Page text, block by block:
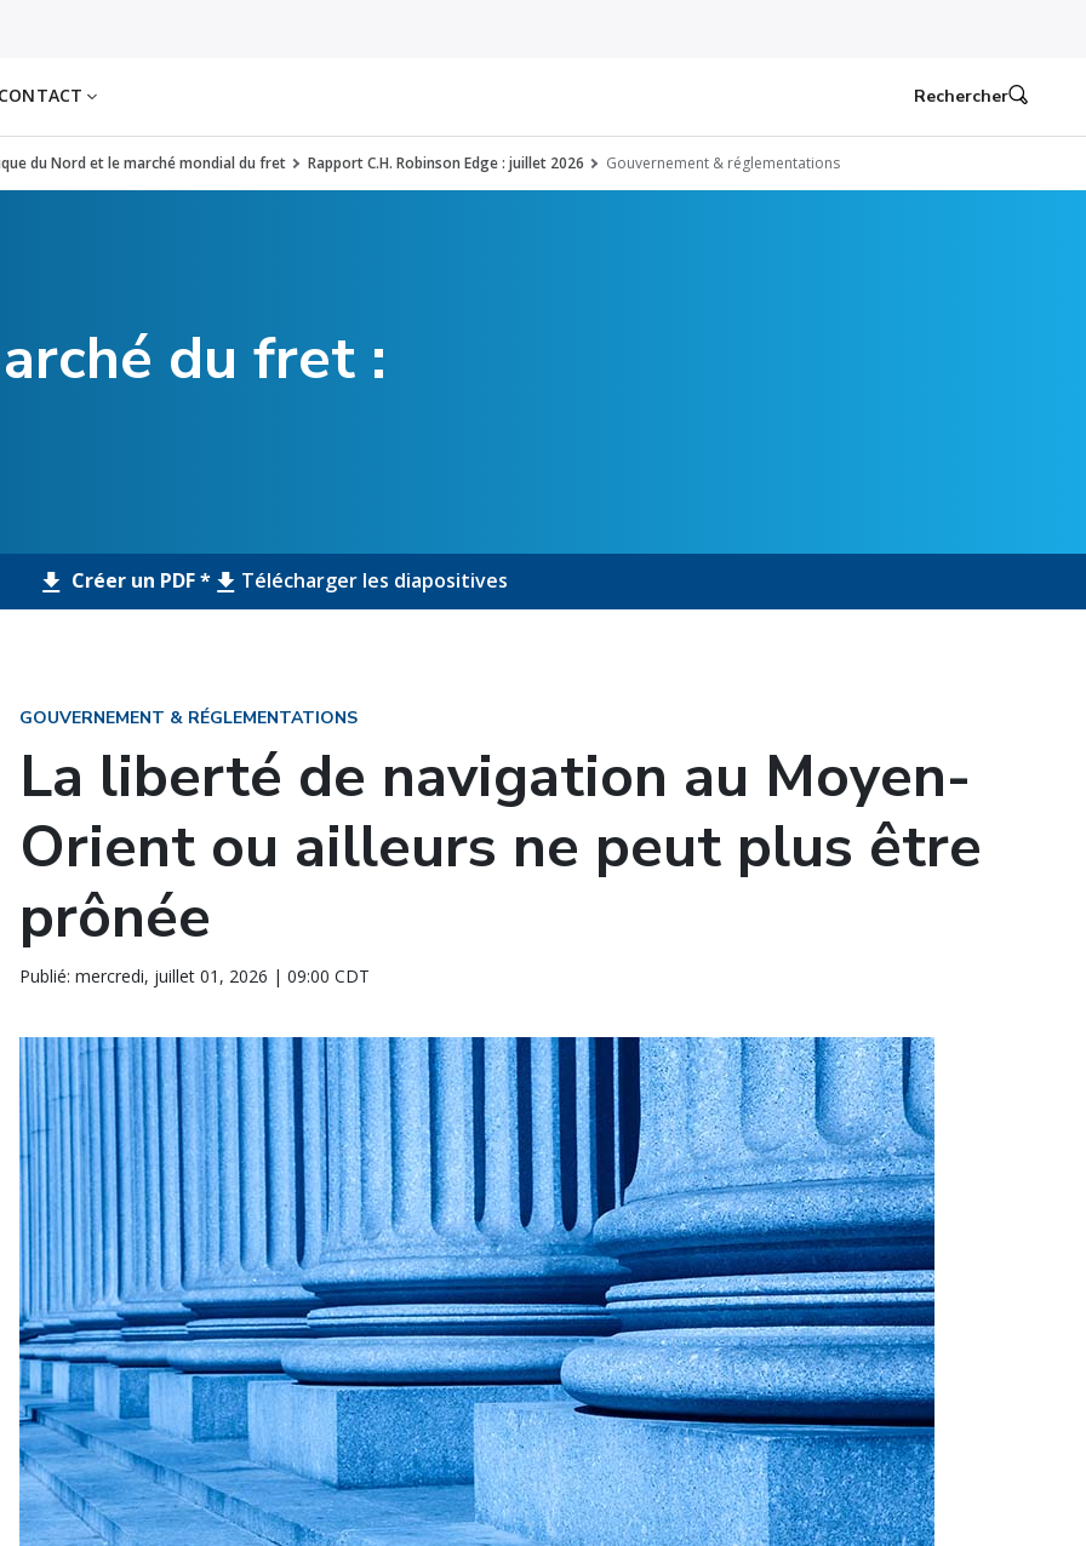
CONTACT Rechercher
du Nord et le marché mondial du fret Rapport C.H. Robinson Edge : juillet 2026 Gouvernement & réglementations
du fret :
Créer un PDF * Télécharger les diapositives
GOUVERNEMENT & RÉGLEMENTATIONS
La liberté de navigation au Moyen-
Orient ou ailleurs ne peut plus être
prônée
Publié: mercredi, juillet 01, 2026 | 09:00 CDT